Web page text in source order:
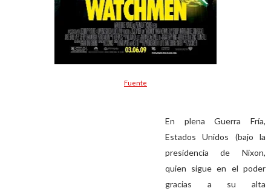
Fuente
En plena Guerra Fría,
Estados Unidos (bajo la
presidencia de Nixon,
quien sigue en el poder
gracias a su alta